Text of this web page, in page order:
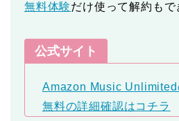
無料体験だけ使って解約もで
公式サイト
Amazon Music Unlimited
無料の詳細確認はコチラ